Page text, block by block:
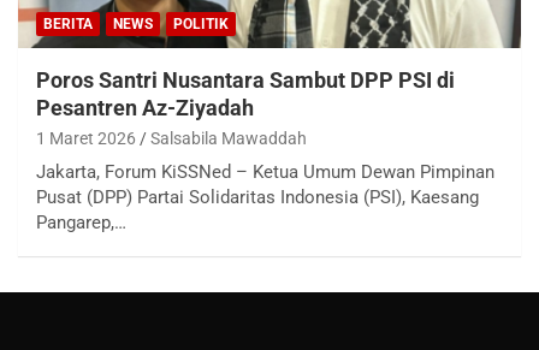
BERITA NEWS POLITIK
Poros Santri Nusantara Sambut DPP PSI di
Pesantren Az-Ziyadah
1 Maret 2026 Salsabila Mawaddah
Jakarta, Forum KiSSNed – Ketua Umum Dewan Pimpinan
Pusat (DPP) Partai Solidaritas Indonesia (PSI), Kaesang
Pangarep,…